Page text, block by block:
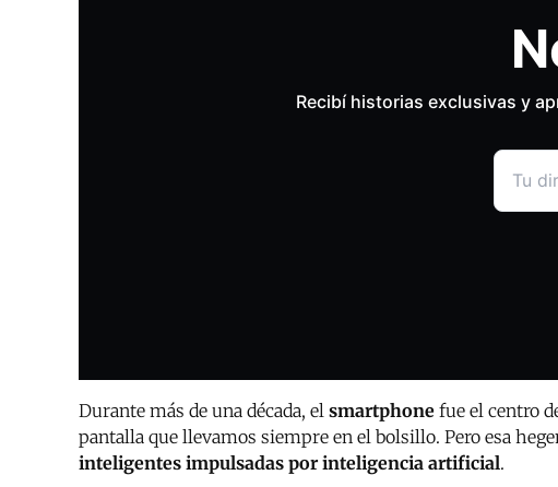
Durante más de una década, el smartphone fue el centro
pantalla que llevamos siempre en el bolsillo. Pero esa
inteligentes impulsadas por inteligencia artificial.